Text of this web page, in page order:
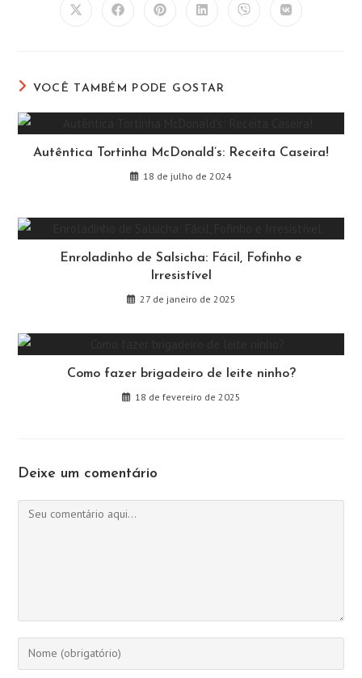
Abre Abre Abre Abre Abre Abre
VOCÊ TAMBÉM PODE GOSTAR
Autêntica Tortinha McDonald’s: Receita Caseira!
18 de julho de 2024
Enroladinho de Salsicha: Fácil, Fofinho e
Irresistível
27 de janeiro de 2025
Como fazer brigadeiro de leite ninho?
18 de fevereiro de 2025
Deixe um comentário
Comentário
Digite
seu